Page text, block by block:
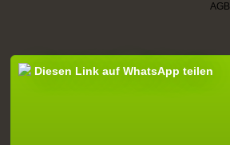
AGB
Diesen Link auf WhatsApp teilen